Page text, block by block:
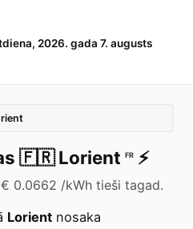
2026. gada 7. augusts
🇫🇷 Lorient FR ⚡️
0.0662 /kWh tieši tagad.
Lorient nosaka